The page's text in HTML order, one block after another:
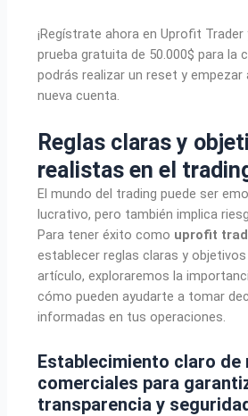
¡Regístrate ahora en Uprofit
prueba gratuita de 50.000$ para la
podrás realizar un reset y empezar
nueva cuenta.
Reglas claras y
realistas en el
El mundo del trading puede ser
lucrativo, pero también implica
Para tener éxito como uprofit
establecer reglas claras y
artículo, exploraremos la
cómo pueden ayudarte a tomar
informadas en tus operaciones.
Establecimiento claro de
comerciales para
transparencia y